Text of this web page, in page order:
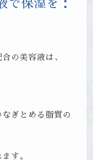
で保湿を：
の美容液は、
ぎとめる脂質の
す。